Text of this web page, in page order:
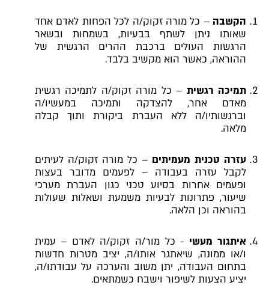
הקשבה – כל מורה זקוק/ה לכל הפחות לאדם אחד
שאותו ניתן לשתף בבעיות, בשמחות ובשאר
הרגשות העולים ברכבת ההרים הרגשית של
ההוראה, כאשר הוא מקשיב בלבד.
תמיכה רגשית – כל מורה זקוק/ה לתמיכה רגשית
מאדם אחר, להצדקה ותמיכה במעשיו/ה
וברגשותיו/ה ללא העברת ביקורת ותוך קבלה
מלאה.
עזרה טכנית מעמיתים – כל מורה זקוק/ה לעיתים
לקבל עזרה בעבודה – לפעמים מדובר בעצות
ופעמים אחרות בסיוע טכני כגון העברת מערכי
שיעור, פתרונות לבעיות משמעת ושאלות שעולות
בהוראה וכן הלאה.
איתגור מעשי - כל מור/ה זקוק/ה לאדם – עמית
ו/או ממונה, שיאתגר אותו/ה, יציב מטרות חדשות
בתחום העבודה, יתן משוב והערכה על עבודתו/ה,
יציע הצעות לשיפור וישבח כשמתאים.